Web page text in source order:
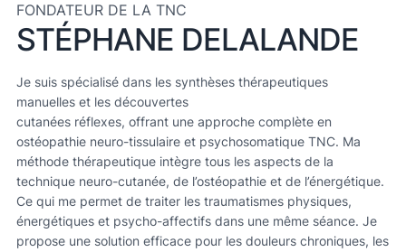
FONDATEUR DE LA TNC
STÉPHANE DELALANDE
Je suis spécialisé dans les synthèses thérapeutiques
manuelles et les découvertes
cutanées réflexes, offrant une approche complète en
ostéopathie neuro-tissulaire et psychosomatique TNC. Ma
méthode thérapeutique intègre tous les aspects de la
technique neuro-cutanée, de l’ostéopathie et de l’énergétique.
Ce qui me permet de traiter les traumatismes physiques,
énergétiques et psycho-affectifs dans une même séance. Je
propose une solution efficace pour les douleurs chroniques, les